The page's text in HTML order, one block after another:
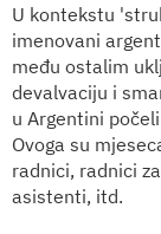
U kontekstu
imenovani
među ostalim
devalvaciju i
u Argentini počeli
Ovoga su
radnici, radnici
asistenti, itd.